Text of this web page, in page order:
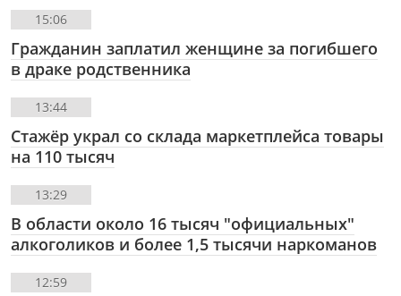
15:06
Гражданин заплатил женщине за погибшего
в драке родственника
13:44
Стажёр украл со склада маркетплейса товары
на 110 тысяч
13:29
В области около 16 тысяч "официальных"
алкоголиков и более 1,5 тысячи наркоманов
12:59